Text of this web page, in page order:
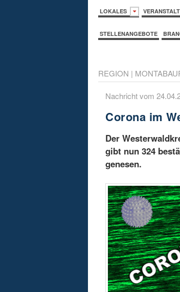
LOKALES
STELLENANGEBOTE
REGION |
Nachricht vom
Corona im
Der
gibt nun 324
genesen.